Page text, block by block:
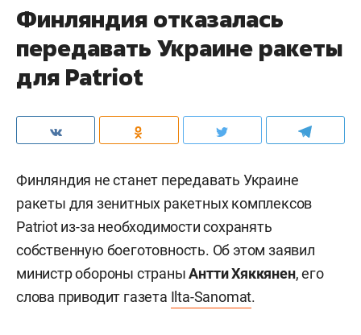
Финляндия отказалась
передавать Украине ракеты
для Patriot
Финляндия не станет передавать Украине
ракеты для зенитных ракетных комплексов
Patriot из-за необходимости сохранять
собственную боеготовность. Об этом заявил
министр обороны страныАнтти Хяккянен, его
слова приводит газета Ilta-Sanomat.